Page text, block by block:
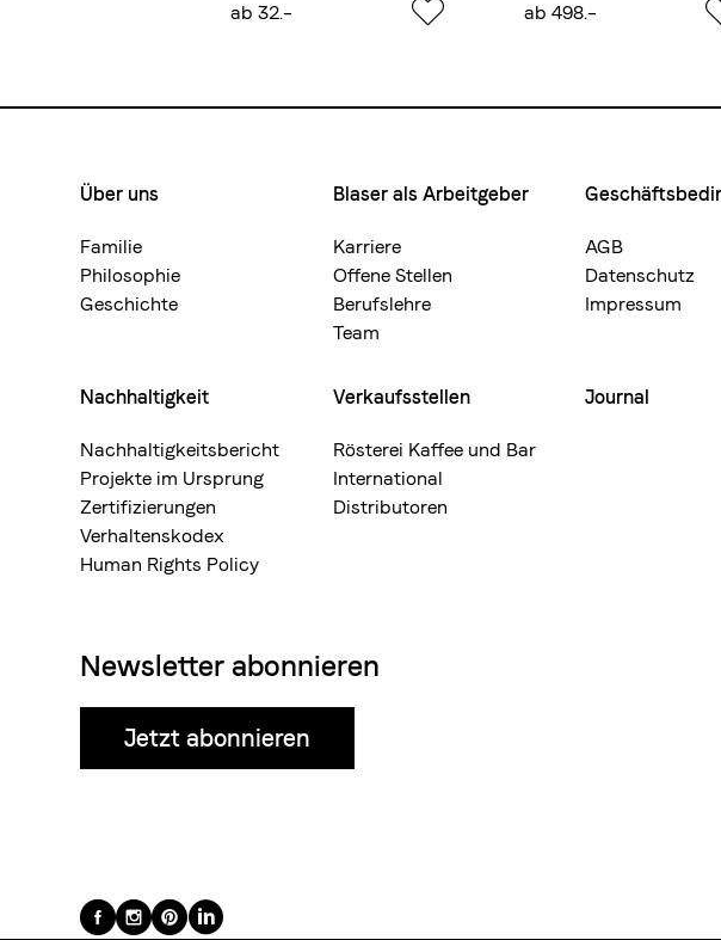
ab 32.–
ab 498.–
Footermenue-
neu
Über uns
Familie
Philosophie
Geschichte
Blaser als Arbeitgeber
Karriere
Offene Stellen
Berufslehre
Team
AGB
Datenschutz
Impressum
Nachhaltigkeit
Nachhaltigkeitsbericht
Projekte im Ursprung
Zertifizierungen
Verhaltenskodex
Human Rights Policy
Verkaufsstellen
Rösterei Kaffee und Bar
International
Distributoren
Journal
Newsletter abonnieren
Jetzt abonnieren
Folge